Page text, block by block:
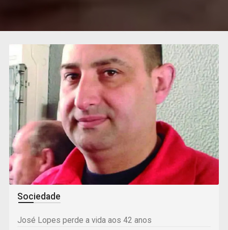
Sociedade
José Lopes perde a vida aos 42 anos